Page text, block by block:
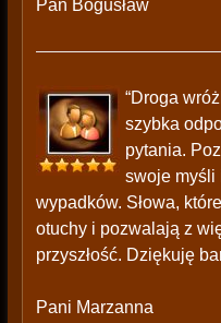
Pan Bogusław
“Droga
szybka
pytania.
swoje myśli
wypadków. Słowa,
otuchy i pozwalają z
przyszłość. Dziękuję
Pani Marzanna